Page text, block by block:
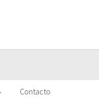
Contacto